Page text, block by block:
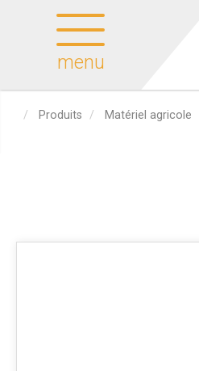
menu
Produits Matériel agricole